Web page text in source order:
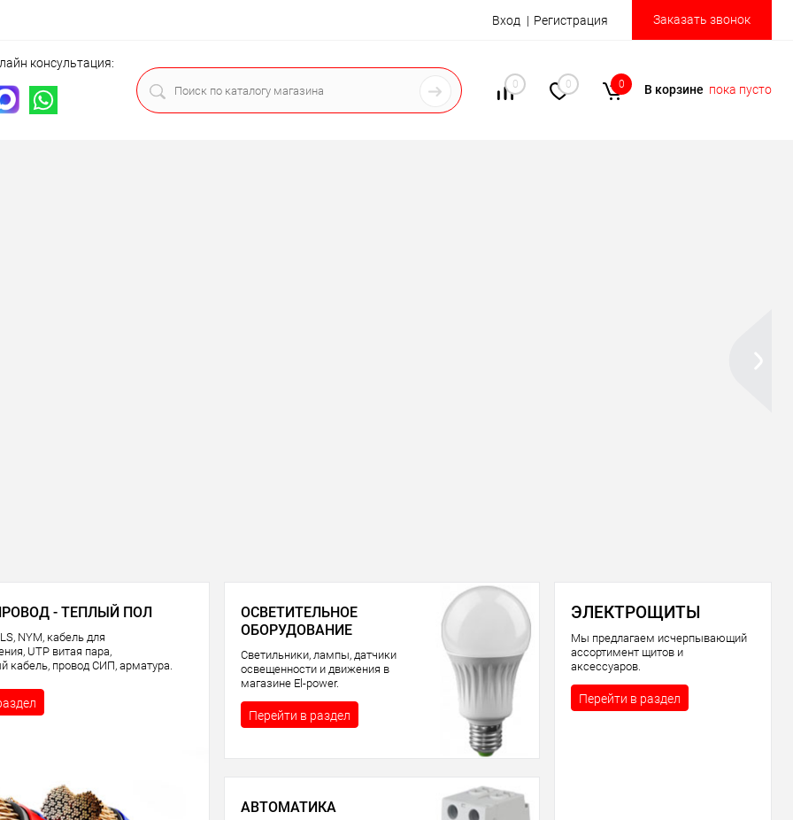
Вход Регистрация Заказать звонок
консультация:
0 0 0 В корзине пока пусто
- ТЕПЛЫЙ ПОЛ
NYM, кабель для
UTP витая пара,
кабель, провод СИП, арматура.
ОСВЕТИТЕЛЬНОЕ
ОБОРУДОВАНИЕ
Светильники, лампы, датчики
освещенности и движения в
магазине El-power.
Перейти в раздел
АВТОМАТИКА
ЭЛЕКТРОЩИТЫ
Мы предлагаем исчерпывающий
ассортимент щитов и
аксессуаров.
Перейти в раздел